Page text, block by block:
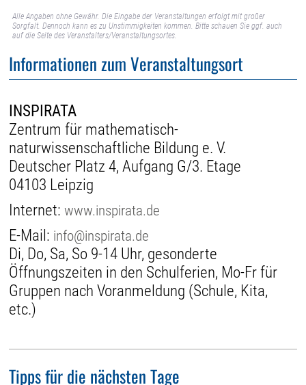
Alle Angaben ohne Gewähr. Die Eingabe der Veranstaltungen erfolgt mit großer
Sorgfalt. Dennoch kann es zu Unstimmigkeiten kommen. Bitte schauen Sie ggf. auch
auf die Seite des Veranstalters/Veranstaltungsortes.
Informationen zum Veranstaltungsort
INSPIRATA
Zentrum für mathematisch-
naturwissenschaftliche Bildung e. V.
Deutscher Platz 4, Aufgang G/3. Etage
04103 Leipzig
Internet:www.inspirata.de
E-Mail: info@inspirata.de
Di, Do, Sa, So 9-14 Uhr, gesonderte
Öffnungszeiten in den Schulferien, Mo-Fr für
Gruppen nach Voranmeldung (Schule, Kita,
etc.)
Tipps für die nächsten Tage